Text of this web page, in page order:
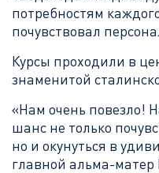
потребностям
почувствовал
Курсы проходили в
знаменитой
«Нам очень повезло!
шанс не только
но и окунуться в
главной альма-матер